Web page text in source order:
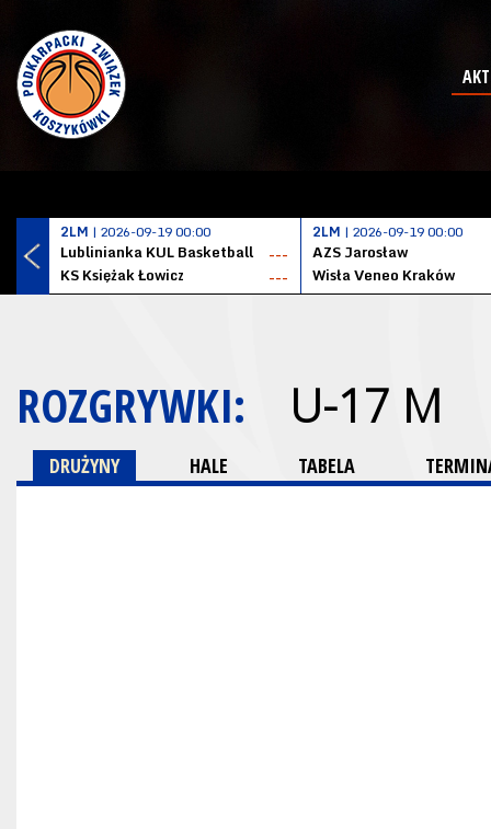
2LM | 2026-09-19 00:00
Lublinianka KUL Basketball
---
KS Księżak Łowicz
---
2LM | 2026-09-19 00:00
AZS Jarosław
Wisła Veneo Kraków
ROZGRYWKI: U-17 M
DRUŻYNY HALE TABELA